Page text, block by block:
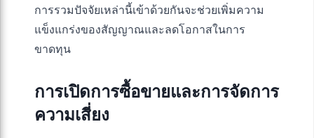
การรวมปัจจัยเหล่านี้เข้าด้วยกันจะช่วยเพิ่มความ
แข็งแกร่งของสัญญาณและลดโอกาสในการ
ขาดทุน
การเปิดการซื้อขายและการจัดการ
ความเสี่ยง